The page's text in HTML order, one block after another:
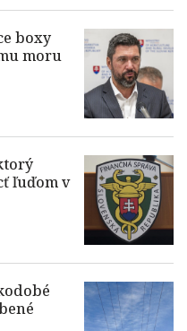
boxy
moru
ľuďom v